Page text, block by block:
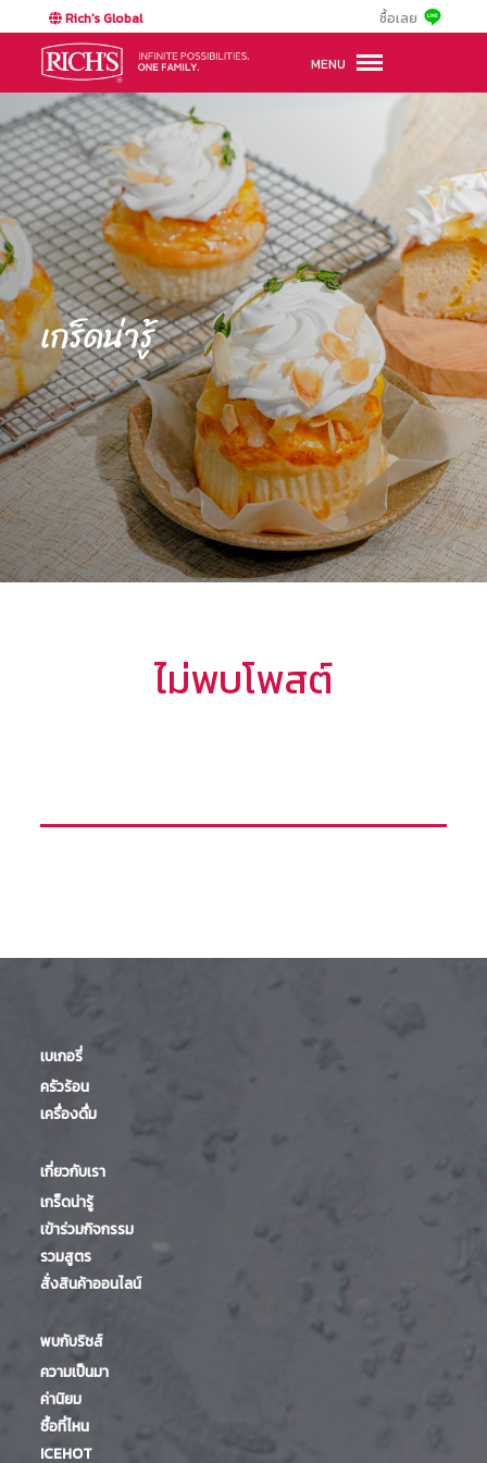
Rich's Global ซื้อเลย
MENU
เกร็ดน่ารู้
ไม่พบโพสต์
เบเกอรี่
ครัวร้อน
เครื่องดื่ม
เกี่ยวกับเรา
เกร็ดน่ารู้
เข้าร่วมกิจกรรม
รวมสูตร
สั่งสินค้าออนไลน์
พบกับริชส์
ความเป็นมา
ค่านิยม
ซื้อที่ไหน
ICEHOT